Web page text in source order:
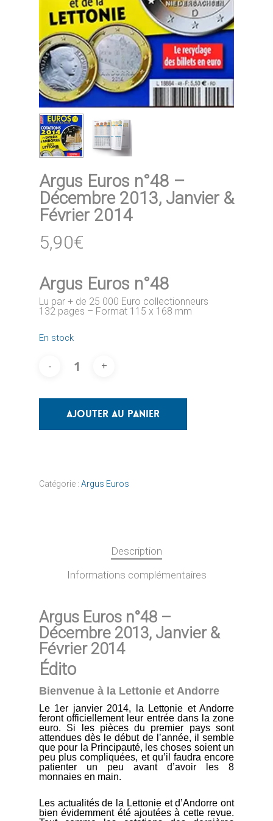
Argus Euros n°48 –
Décembre 2013, Janvier &
Février 2014
5,90€
Argus Euros n°48
Lu par + de 25 000 Euro collectionneurs
132 pages – Format 115 x 168 mm
En stock
Ajouter Au Panier
Catégorie : Argus Euros
Description
Informations complémentaires
Argus Euros n°48 –
Décembre 2013, Janvier &
Février 2014
Édito
Bienvenue à la Lettonie et Andorre
Le 1er janvier 2014, la Lettonie et Andorre
feront officiellement leur entrée dans la zone
euro. Si les pièces du premier pays sont
attendues dès le début de l’année, il semble
que pour la Principauté, les choses soient un
peu plus compliquées, et qu’il faudra encore
patienter un peu avant d’avoir les 8
monnaies en main.
Les actualités de la Lettonie et d’Andorre ont
bien évidemment été ajoutées à cette revue.